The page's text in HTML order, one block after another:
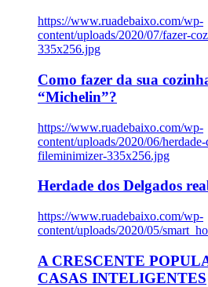
https://www.ruadebaixo.com/wp-
content/uploads/2020/07/fazer-
335x256.jpg
Como fazer da sua
“Michelin”?
https://www.ruadebaixo.com/wp-
content/uploads/2020/06/
fileminimizer-335x256.jpg
Herdade dos Delgados
https://www.ruadebaixo.com/wp-
content/uploads/2020/05/
A CRESCENTE
CASAS INTELIGENTES